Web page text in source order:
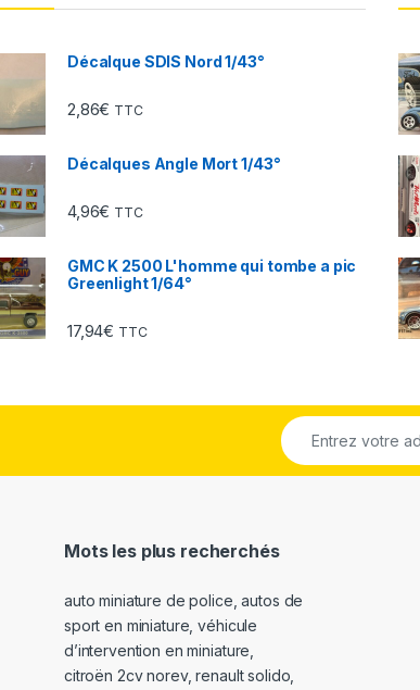
Décalque SDIS Nord 1/43°
2,86€ TTC
Décalques Angle Mort 1/43°
4,96€ TTC
GMC K 2500 L'homme qui tombe a pic
Greenlight 1/64°
17,94€ TTC
Mots les plus recherchés
auto miniature de police ,autos de
sport en miniature ,véhicule
d’intervention en miniature
citroën 2cv norev,renault solido